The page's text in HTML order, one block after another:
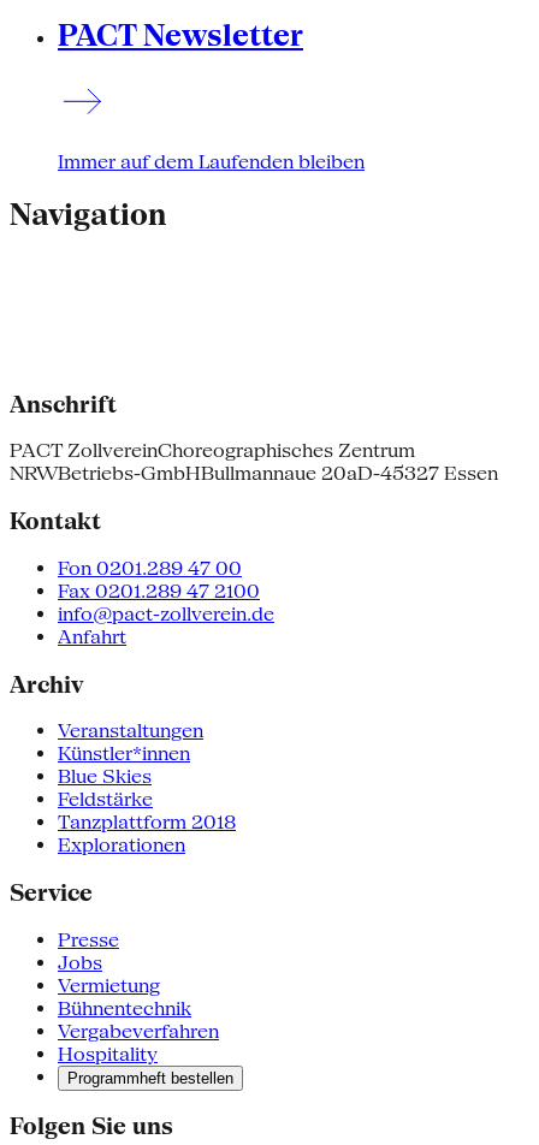
PACT Newsletter
Immer auf dem Laufenden bleiben
Navigation
Anschrift
PACT ZollvereinChoreographisches Zentrum
NRWBetriebs-GmbHBullmannaue 20aD-45327 Essen
Kontakt
Fon 0201.289 47 00
Fax 0201.289 47 2100
info@pact-zollverein.de
Anfahrt
Archiv
Veranstaltungen
Künstler*innen
Blue Skies
Feldstärke
Tanzplattform 2018
Explorationen
Service
Presse
Jobs
Vermietung
Bühnentechnik
Vergabeverfahren
Hospitality
Programmheft bestellen
Folgen Sie uns